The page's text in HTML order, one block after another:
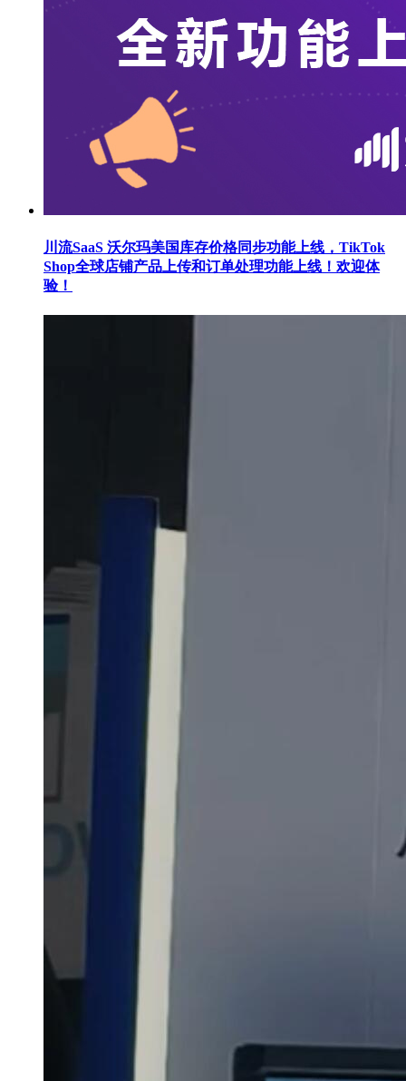
川流SaaS 沃尔玛美国库存价格同步功能上线，TikTok
Shop全球店铺产品上传和订单处理功能上线！欢迎体
验！